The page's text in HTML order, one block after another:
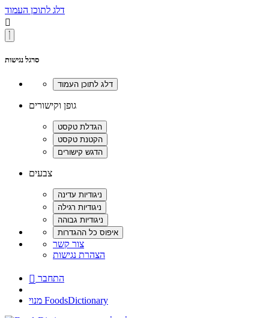
דלג לתוכן העמוד

סרגל נגישות
גופן וקישורים
צבעים
צור קשר
הצהרת נגישות
 התחבר
מנוי FoodsDictionary